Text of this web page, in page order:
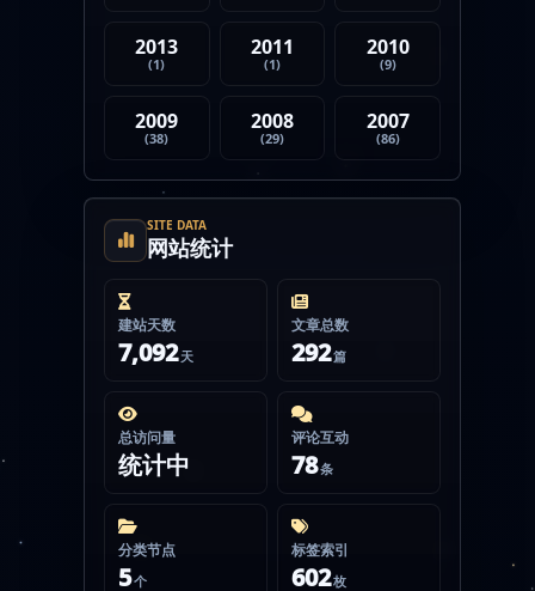
2013
(1)
2011
(1)
2010
(9)
2009
(38)
2008
(29)
2007
(86)
SITE DATA
网站统计
建站天数
7,092 天
文章总数
292篇
总访问量
统计中
评论互动
78条
分类节点
5个
标签索引
602枚